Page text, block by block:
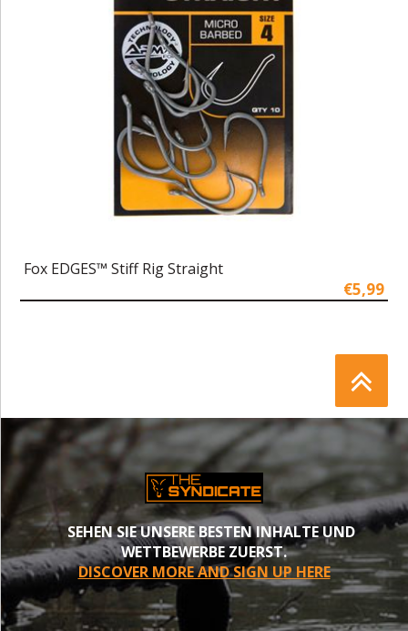
Fox EDGES™ Stiff Rig Straight
€5,99
SEHEN SIE UNSERE BESTEN INHALTE UND
WETTBEWERBE ZUERST.
DISCOVER MORE AND SIGN UP HERE